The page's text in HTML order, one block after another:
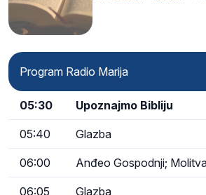
Program Radio Marija
05:30 Upoznajmo Bibliju
05:40 Glazba
06:00 Anđeo Gospodnji;
06:05 Glazba